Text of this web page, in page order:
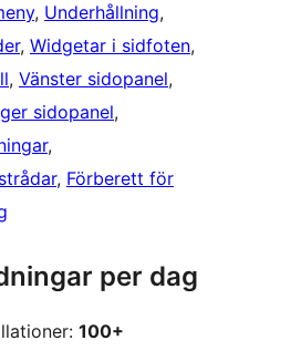
, Underhållning
, Widgetar i sidfoten
, Vänster sidopanel
sidopanel
, Förberett för
per dag
100+